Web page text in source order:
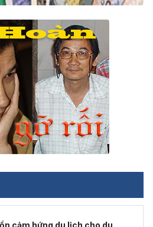
cảm hứng du lịch cho du